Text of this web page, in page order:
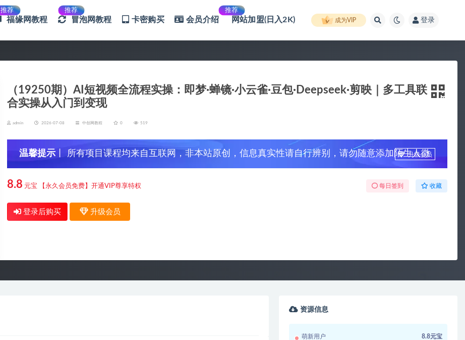
推荐
福缘网教程
推荐
冒泡网教程 卡密购买 会员介绍
推荐
网站加盟(日入2K) 成为VIP 登录
（19250期）AI短视频全流程实操：即梦·蝉镜·小云雀·豆包·Deepseek·剪映｜多工具联
合实操从入门到变现
admin 2026-07-08 中创网教程 0 519
温馨提示 丨 所有项目课程均来自互联网，非本站原创，信息真实性请自行辨别，请勿随意添加陌生人微
信，谨防上当受骗！
升级会员
8.8 元宝 【永久会员免费】开通VIP尊享特权 每日签到 收藏
登录后购买 升级会员
资源信息
萌新用户 8.8元宝